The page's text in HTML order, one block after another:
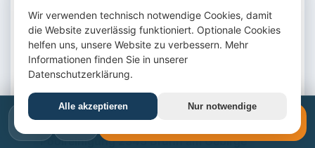
Poolreinigung 2352 Gumpoldskirchen
Poolreinigung 2353 Guntramsdorf
Poolreinigung 2380 Perchtoldsdorf
Poolreinigung 2345 Brunn am Gebirge
📞 ✉️ 📞 +43 1 4420617
Wir verwenden technisch notwendige Cookies, damit
die Website zuverlässig funktioniert. Optionale Cookies
helfen uns, unsere Website zu verbessern. Mehr
Informationen finden Sie in unserer
Datenschutzerklärung.
Alle akzeptieren Nur notwendige